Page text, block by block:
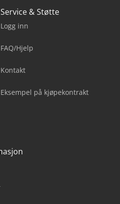
Service & Støtte
Logg inn
FAQ/Hjelp
Kontakt
Eksempel på kjøpekontrakt